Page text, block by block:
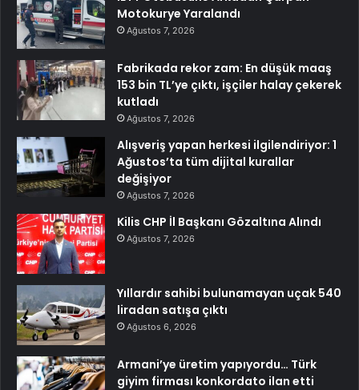
Motokurye Yaralandı
Ağustos 7, 2026
Fabrikada rekor zam: En düşük maaş
153 bin TL’ye çıktı, işçiler halay çekerek
kutladı
Ağustos 7, 2026
Alışveriş yapan herkesi ilgilendiriyor: 1
Ağustos’ta tüm dijital kurallar
değişiyor
Ağustos 7, 2026
Kilis CHP İl Başkanı Gözaltına Alındı
Ağustos 7, 2026
Yıllardır sahibi bulunamayan uçak 540
liradan satışa çıktı
Ağustos 6, 2026
Armani’ye üretim yapıyordu… Türk
giyim firması konkordato ilan etti